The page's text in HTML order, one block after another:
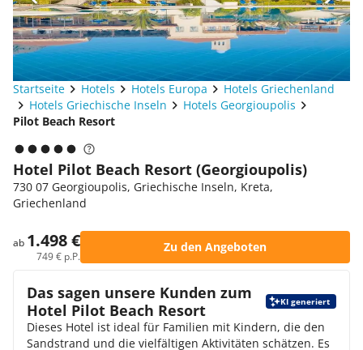
Startseite Hotels Hotels Europa
Hotels Griechenland
Hotels Griechische Inseln
Hotels Georgioupolis
Pilot Beach Resort
Hotel Pilot Beach Resort (Georgioupolis)
730 07 Georgioupolis, Griechische Inseln, Kreta,
Griechenland
ab 1.498 €
749 € p.P.
Zu den Angeboten
Das sagen unsere Kunden zum
Hotel Pilot Beach Resort
KI generiert
Dieses Hotel ist ideal für Familien mit Kindern, die den
Sandstrand und die vielfältigen Aktivitäten schätzen. Es